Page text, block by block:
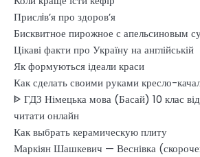
Прислiв’я про здоров’я
Бисквитное пирожное с апельсиновым
Цікаві факти про Україну на англійській
Як формуються ідеали краси
Как сделать своими руками кресло-
ᐈ ГДЗ Німецька мова (Басай) 10 клас
читати онлайн
Как выбрать керамическую плиту
Маркіян Шашкевич — Веснівка